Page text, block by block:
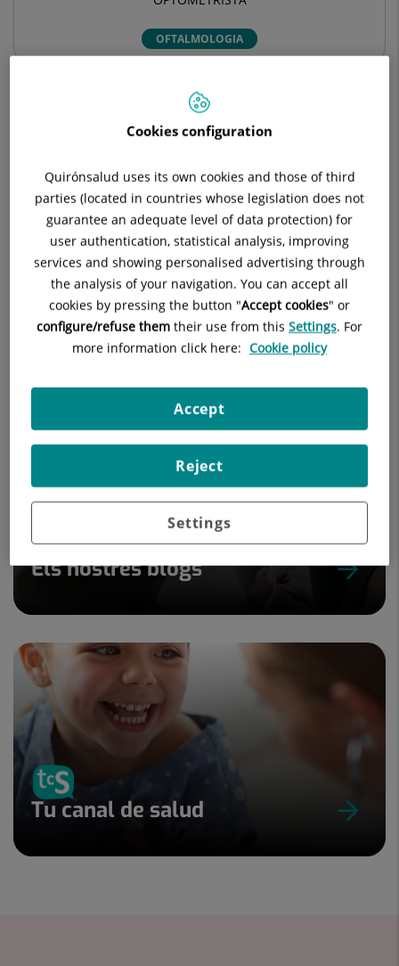
OFTALMOLOGIA
Dades del professional
Experiència professional
Els nostres blogs
Tu canal de salud
Cookies configuration
Quirónsalud uses its own cookies and those of third
parties (located in countries whose legislation does not
guarantee an adequate level of data protection) for
user authentication, statistical analysis, improving
services and showing personalised advertising through
the analysis of your navigation. You can accept all
cookies by pressing the button "Accept cookies" or
configure/refuse them their use from this Settings. For
more information click here: Cookie policy
Settings
Reject
Accept